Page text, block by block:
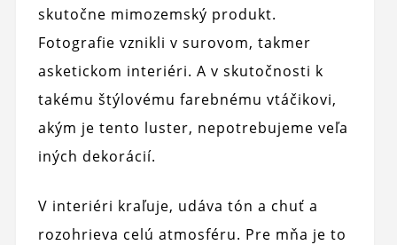
skutočne mimozemský produkt.
Fotografie vznikli v surovom, takmer
asketickom interiéri. A v skutočnosti k
takému štýlovému farebnému vtáčikovi,
akým je tento luster, nepotrebujeme veľa
iných dekorácií.
V interiéri kraľuje, udáva tón a chuť a
rozohrieva celú atmosféru. Pre mňa je to